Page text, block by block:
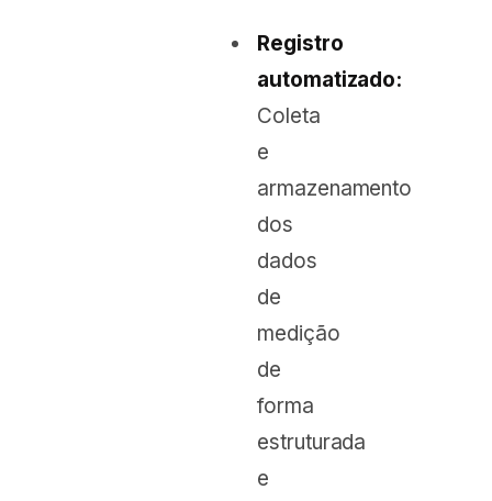
Registro
automatizado:
Coleta
e
armazenamento
dos
dados
de
medição
de
forma
estruturada
e